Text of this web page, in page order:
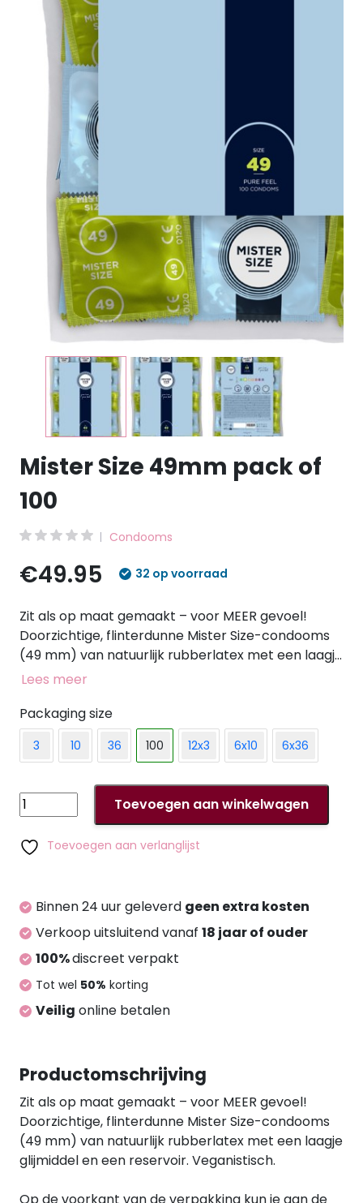
Mister Size 49mm pack of
100
Condooms
€49.95 32 op voorraad
Zit als op maat gemaakt – voor MEER gevoel!
Doorzichtige, flinterdunne Mister Size-condooms
(49 mm) van natuurlijk rubberlatex met een laagje
glijmiddel en een reservoir. Veganistisch. Op de
van de breedte van de donkerblauwe balk in het
midden de juiste condoommaat voor de penis
inschatten. Maat 49 mm is geschikt voor een
Lees meer
Packaging size
3 10 36 100 12x3 6x10 6x36
Mister
Size
49mm
pack
100
aantal
Toevoegen aan winkelwagen
Toevoegen aan verlanglijst
Binnen 24 uur geleverd geen extra kosten
Verkoop uitsluitend vanaf 18 jaar of ouder
100%discreet verpakt
Tot wel 50% korting
Veilig online betalen
Productomschrijving
Zit als op maat gemaakt – voor MEER gevoel!
Doorzichtige, flinterdunne Mister Size-condooms
(49 mm) van natuurlijk rubberlatex met een laagje
glijmiddel en een reservoir. Veganistisch.